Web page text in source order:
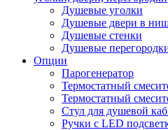
Душевые уголки
Душевые двери в
Душевые стенки
Душевые
Опции
Парогенератор
Термостатный
Термостатный
Стул для душевой
Ручки с LED